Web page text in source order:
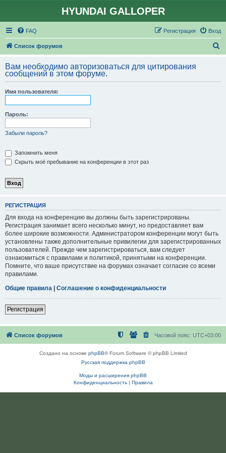
HYUNDAI GALLOPER
FAQ Вход
Регистрация
Список форумов
с
Вам необходимо авторизоваться для цитирования
сообщений в этом форуме.
Имя пользователя:
Пароль:
Забыли пароль?
Запомнить меня
Скрыть моё пребывание на конференции в этот раз
РЕГИСТРАЦИЯ
Для входа на конференцию вы должны быть зарегистрированы.
Регистрация занимает всего несколько минут, но предоставляет вам
более широкие возможности. Администратором конференции могут быть
установлены также дополнительные привилегии для зарегистрированных
пользователей. Прежде чем зарегистрироваться, вам следует
ознакомиться с правилами и политикой, принятыми на конференции.
Помните, что ваше присутствие на форумах означает согласие со всеми
правилами.
Общие правила | Соглашение о конфиденциальности
Регистрация
Список форумов Часовой пояс: UTC+03:00
Создано на основе phpBB® Forum Software © phpBB Limited
Русская поддержка phpBB
Моды и расширения phpBB
Конфиденциальность| Правила